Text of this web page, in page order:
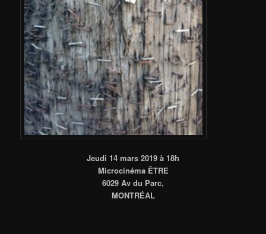
Jeudi 14 mars 2019 à 18h
Microcinéma ÊTRE
6029 Av du Parc,
MONTRÉAL